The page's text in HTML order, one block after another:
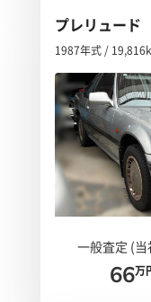
プレリュード
1987年式 /
一般査定 (当
66万